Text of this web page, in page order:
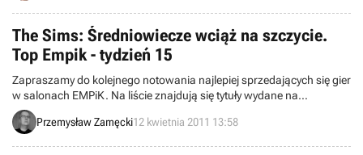
The Sims: Średniowiecze wciąż na szczycie.
Top Empik - tydzień 15
Zapraszamy do kolejnego notowania najlepiej sprzedających się gier
w salonach EMPiK. Na liście znajdują się tytuły wydane na
komputery osobiste oraz konsole PS2, PSP, PS3 i Xbox 360. Dane
pochodzą ze 166 salonów z okresu pomiędzy 4 a 10 kwietnia.
Przemysław Zamęcki12 kwietnia 2011 13:58